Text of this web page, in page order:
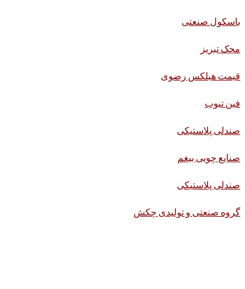
باسکول صنعتی
محک تبریز
قیمت هبلکس رضوی
فین تیوب
صندلی پلاستیکی
صنایع چوبی بیغم
صندلی پلاستیکی
گروه صنعتی و تولیدی چکش